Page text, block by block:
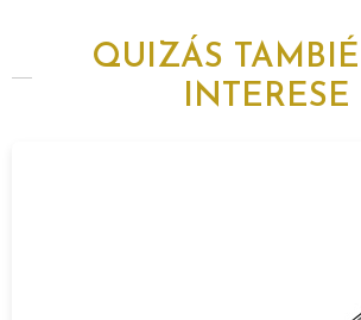
QUIZÁS
INTERESE